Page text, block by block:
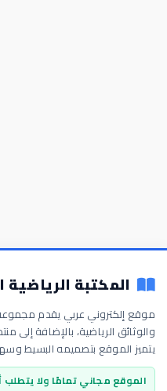
المكتبة الرياضية
موقع إلكتروني عربي يقدم
والوثائق الرياضية، بالإضافة إلى
يتميز الموقع بتصميمه البسيط
الموقع مجاني تمامًا ولا يتطلب